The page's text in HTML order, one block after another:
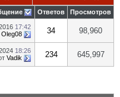
Ответов Просмотров
17:42
Oleg08 34 98,960
18:26
Vadik 234 645,997